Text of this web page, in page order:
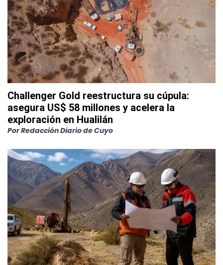
Challenger Gold reestructura su cúpula:
asegura US$ 58 millones y acelera la
exploración en Hualilán
PorRedacción Diario de Cuyo